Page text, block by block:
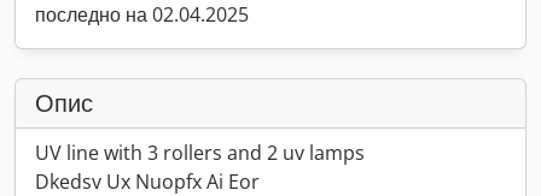
последно на 02.04.2025
Опис
UV line with 3 rollers and 2 uv lamps
Dkedsv Ux Nuopfx Ai Eor